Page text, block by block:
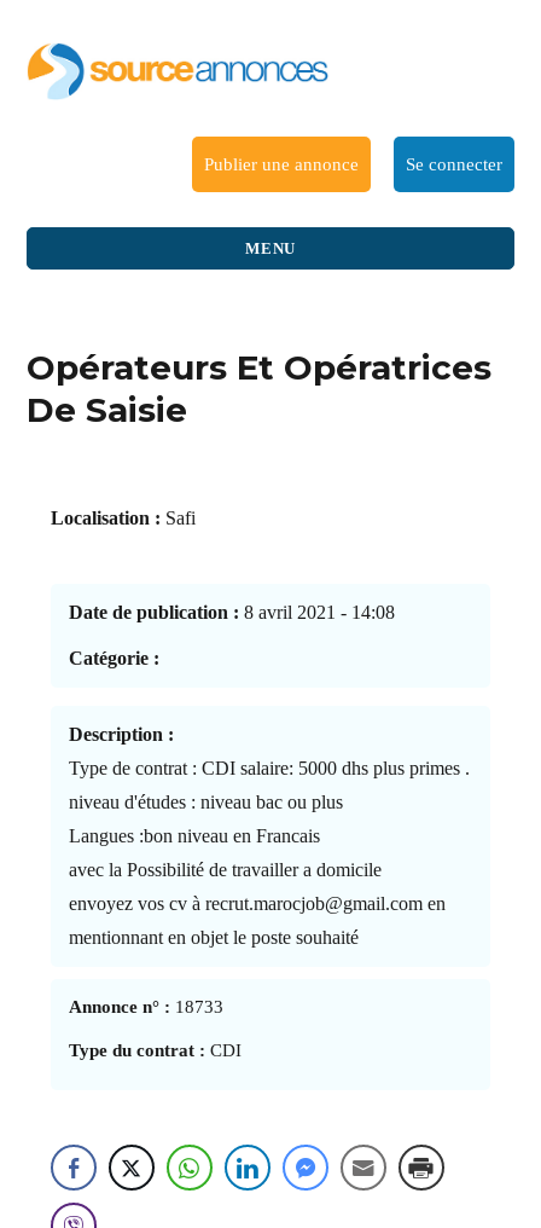
Publier une annonce Se connecter
MENU
Opérateurs Et Opératrices
De Saisie
Localisation : Safi
Date de publication : 8 avril 2021 - 14:08
Catégorie :
Description :
Type de contrat : CDI salaire: 5000 dhs plus primes .
niveau d'études : niveau bac ou plus
Langues :bon niveau en Francais
avec la Possibilité de travailler a domicile
envoyez vos cv à recrut.marocjob@gmail.com en
mentionnant en objet le poste souhaité
Annonce n° : 18733
Type du contrat : CDI